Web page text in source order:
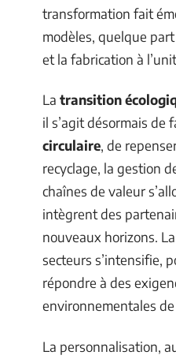
transformation fait
modèles, quelque
et la fabrication à
La transition
il s’agit désormais de
circulaire, de
recyclage, la gestion
chaînes de valeur
intègrent des
nouveaux horizons.
secteurs s’intensifie,
répondre à des
environnementales
La personnalisation,